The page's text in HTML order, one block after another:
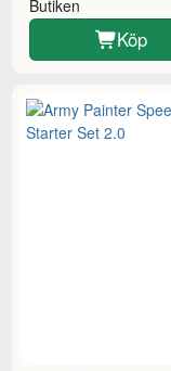
Butiken
Köp